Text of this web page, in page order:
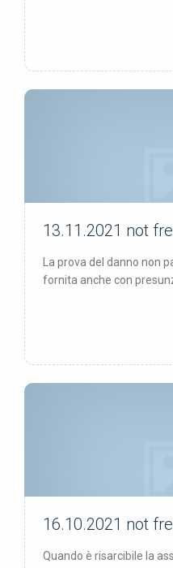
not free
13.11.2021 not
La prova del danno non
fornita anche con
not free
16.10.2021 not
Quando è risarcibile la